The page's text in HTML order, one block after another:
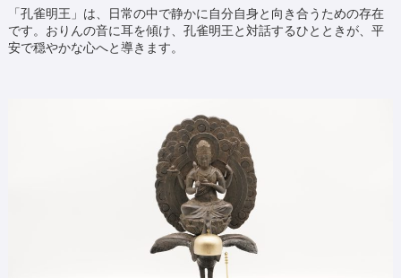
「孔雀明王」は、日常の中で静かに自分自身と向き合うための存在
です。おりんの音に耳を傾け、孔雀明王と対話するひとときが、平
安で穏やかな心へと導きます。